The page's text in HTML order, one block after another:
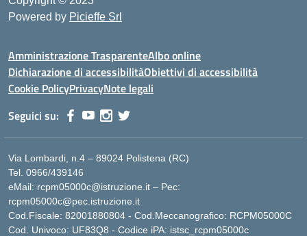
Powered by Picieffe Srl
Amministrazione TrasparenteAlbo online
Dichiarazione di accessibilitàObiettivi di accessibilità
Cookie PolicyPrivacyNote legali
Seguici su:
Via Lombardi, n.4 – 89024 Polistena (RC)
Tel. 0966/439146
eMail: rcpm05000c@istruzione.it – Pec:
rcpm05000c@pec.istruzione.it
Cod.Fiscale: 82001880804 - Cod.Meccanografico: RCPM05000C
Cod. Univoco: UF83Q8 - Codice iPA: istsc_rcpm05000c